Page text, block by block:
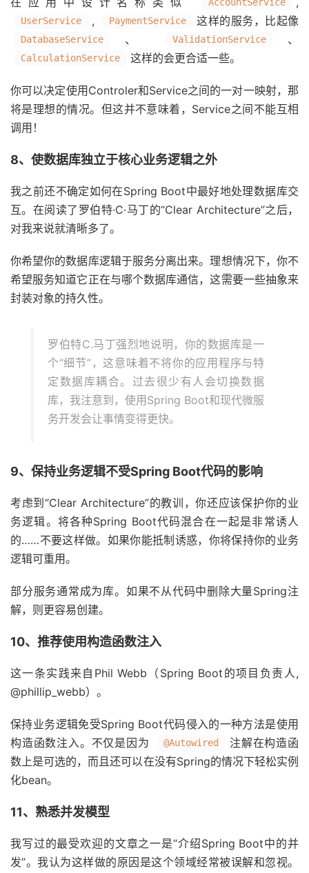
UserService , PaymentService 这样的服务，比起像
DatabaseService 、 ValidationService 、
CalculationService 这样的会更合适一些。
你可以决定使用Controler和Service之间的一对一映射，那
将是理想的情况。但这并不意味着，Service之间不能互相
调用！
8、使数据库独立于核心业务逻辑之外
我之前还不确定如何在Spring Boot中最好地处理数据库交
互。在阅读了罗伯特·C·马丁的“Clear Architecture”之后，
对我来说就清晰多了。
你希望你的数据库逻辑于服务分离出来。理想情况下，你不
希望服务知道它正在与哪个数据库通信，这需要一些抽象来
封装对象的持久性。
罗伯特C.马丁强烈地说明，你的数据库是一
个“细节”，这意味着不将你的应用程序与特
定数据库耦合。过去很少有人会切换数据
库，我注意到，使用Spring Boot和现代微服
务开发会让事情变得更快。
9、保持业务逻辑不受Spring Boot代码的影响
考虑到“Clear Architecture”的教训，你还应该保护你的业
务逻辑。将各种Spring Boot代码混合在一起是非常诱人
的……不要这样做。如果你能抵制诱惑，你将保持你的业务
逻辑可重用。
部分服务通常成为库。如果不从代码中删除大量Spring注
解，则更容易创建。
10、推荐使用构造函数注入
这一条实践来自Phil Webb（Spring Boot的项目负责人,
@phillip_webb）。
保持业务逻辑免受Spring Boot代码侵入的一种方法是使用
构造函数注入。不仅是因为
@Autowired
注解在构造函
数上是可选的，而且还可以在没有Spring的情况下轻松实例
化bean。
11、熟悉并发模型
我写过的最受欢迎的文章之一是“介绍Spring Boot中的并
发”。我认为这样做的原因是这个领域经常被误解和忽视。